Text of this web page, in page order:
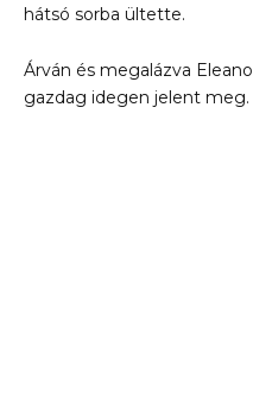
hátsó sorba ültette.
Árván és megalázva
gazdag idegen jelent meg.